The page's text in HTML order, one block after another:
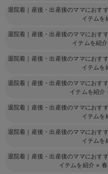
退院着｜産後・出産後のママにおす
イテムを
退院着｜産後・出産後のママにおす
イテムを紹介
退院着｜産後・出産後のママにおす
イテムを
退院着｜産後・出産後のママにおす
イテムを紹介
退院着｜産後・出産後のママにおす
イテムを
退院着｜産後・出産後のママにおす
イテムを
退院着｜産後・出産後のママにおす
イテムを紹介 ×